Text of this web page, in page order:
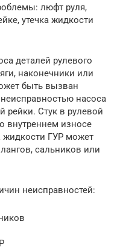
люфт руля,
утечка жидкости
деталей рулевого
наконечники или
быть вызван
насоса
рейки. Стук в рулевой
внутреннем износе
жидкости ГУР может
сальников или
неисправностей: